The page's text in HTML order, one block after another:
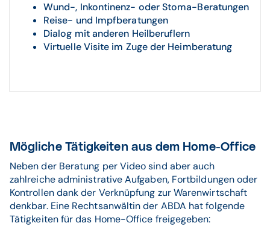
Wund-, Inkontinenz- oder Stoma-Beratungen
Reise- und Impfberatungen
Dialog mit anderen Heilberuflern
Virtuelle Visite im Zuge der Heimberatung
Mögliche Tätigkeiten aus dem Home-Office
Neben der Beratung per Video sind aber auch
zahlreiche administrative Aufgaben, Fortbildungen oder
Kontrollen dank der Verknüpfung zur Warenwirtschaft
denkbar. Eine Rechtsanwältin der ABDA hat folgende
Tätigkeiten für das Home-Office freigegeben: